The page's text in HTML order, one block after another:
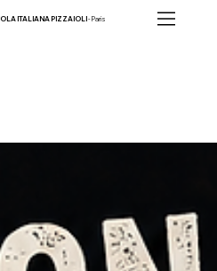
ITALIANA PIZZAIOLI- Paris